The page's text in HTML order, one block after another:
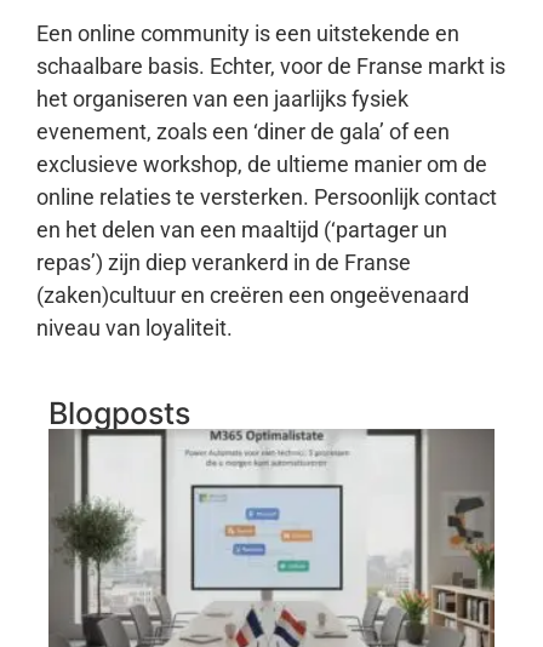
Een online community is een uitstekende en
schaalbare basis. Echter, voor de Franse markt is
het organiseren van een jaarlijks fysiek
evenement, zoals een ‘diner de gala’ of een
exclusieve workshop, de ultieme manier om de
online relaties te versterken. Persoonlijk contact
en het delen van een maaltijd (‘partager un
repas’) zijn diep verankerd in de Franse
(zaken)cultuur en creëren een ongeëvenaard
niveau van loyaliteit.
Blogposts